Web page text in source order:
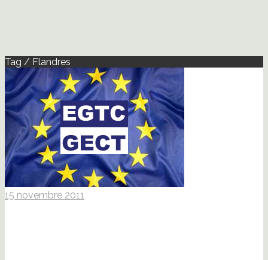
Tag / Flandres
15 novembre 2011